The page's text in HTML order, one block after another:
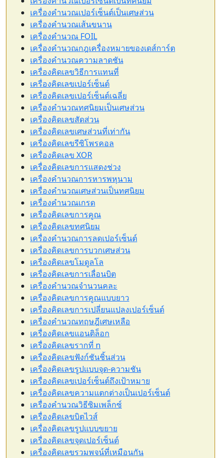
เครื่องคำนวณเปอร์เซ็นต์เป็นเศษส่วน
เครื่องคำนวณเส้นขนาน
เครื่องคำนวณ FOIL
เครื่องคำนวณกฎเครื่องหมายของเดส์การ์ต
เครื่องคำนวณความลาดชัน
เครื่องคิดเลขวิธีการแทนที่
เครื่องคิดเลขเปอร์เซ็นต์
เครื่องคิดเลขเปอร์เซ็นต์เฉลี่ย
เครื่องคำนวณทศนิยมเป็นเศษส่วน
เครื่องคิดเลขสัดส่วน
เครื่องคิดเลขเศษส่วนที่เท่ากัน
เครื่องคิดเลขรีซิโพรคอล
เครื่องคิดเลข XOR
เครื่องคิดเลขการแสดงช่วง
เครื่องคำนวณการหารพหุนาม
เครื่องคำนวณเศษส่วนเป็นทศนิยม
เครื่องคำนวณเกรด
เครื่องคิดเลขการคูณ
เครื่องคิดเลขทศนิยม
เครื่องคำนวณการลดเปอร์เซ็นต์
เครื่องคิดเลขการบวกเศษส่วน
เครื่องคิดเลขโมดูลโล
เครื่องคิดเลขการเลื่อนบิต
เครื่องคำนวณจำนวนคละ
เครื่องคิดเลขการคูณแบบยาว
เครื่องคิดเลขการเปลี่ยนแปลงเปอร์เซ็นต์
เครื่องคำนวณทฤษฎีเศษเหลือ
เครื่องคิดเลขแอนติล็อก
เครื่องคิดเลขรากที่ n
เครื่องคิดเลขฟังก์ชันชิ้นส่วน
เครื่องคิดเลขรูปแบบจุด-ความชัน
เครื่องคิดเลขเปอร์เซ็นต์ถึงเป้าหมาย
เครื่องคิดเลขความแตกต่างเป็นเปอร์เซ็นต์
เครื่องคำนวณวิธีซิมเพล็กซ์
เครื่องคิดเลขบิตไวส์
เครื่องคิดเลขรูปแบบขยาย
เครื่องคิดเลขจุดเปอร์เซ็นต์
เครื่องคิดเลขรวมพจน์ที่เหมือนกัน